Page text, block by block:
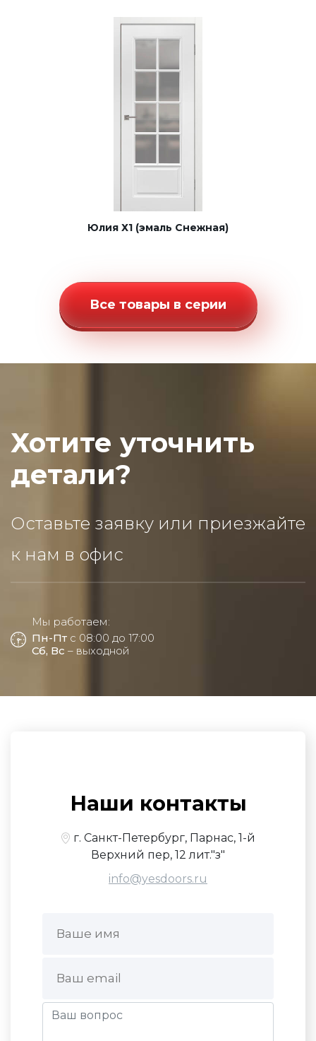
Юлия Х1 (эмаль Снежная)
Все товары в серии
Хотите уточнить
детали?
Оставьте заявку или приезжайте
к нам в офис
Мы работаем:
Пн-Пт с 08:00 до 17:00
Сб, Вс – выходной
Наши контакты
г. Санкт-Петербург, Парнас, 1-й
Верхний пер, 12 лит."з"
info@yesdoors.ru